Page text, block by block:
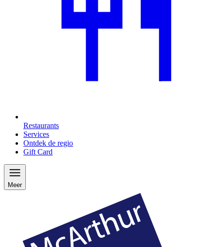
Restaurants
Services
Ontdek de regio
Gift Card
Meer